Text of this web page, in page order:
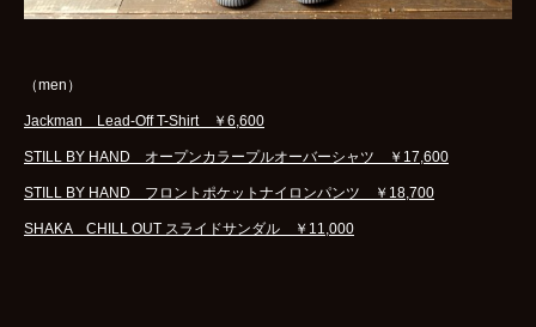
（men）
Jackman Lead-Off T-Shirt ￥6,600
STILL BY HAND オープンカラープルオーバーシャツ ￥17,600
STILL BY HAND フロントポケットナイロンパンツ ￥18,700
SHAKA CHILL OUT スライドサンダル ￥11,000